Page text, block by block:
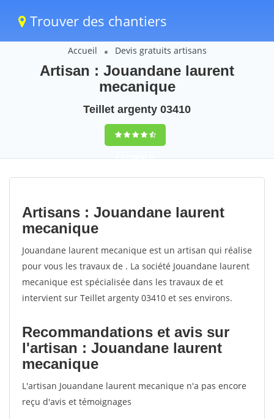
Trouver des chantiers
Accueil Devis gratuits artisans
Artisan : Jouandane laurent
mecanique
Teillet argenty 03410
9,5(100%)35
votes
Artisans : Jouandane laurent
mecanique
Jouandane laurent mecanique est un artisan qui réalise
pour vous les travaux de . La société Jouandane laurent
mecanique est spécialisée dans les travaux de et
intervient sur Teillet argenty 03410 et ses environs.
Recommandations et avis sur
l'artisan : Jouandane laurent
mecanique
L'artisan Jouandane laurent mecanique n'a pas encore
reçu d'avis et témoignages